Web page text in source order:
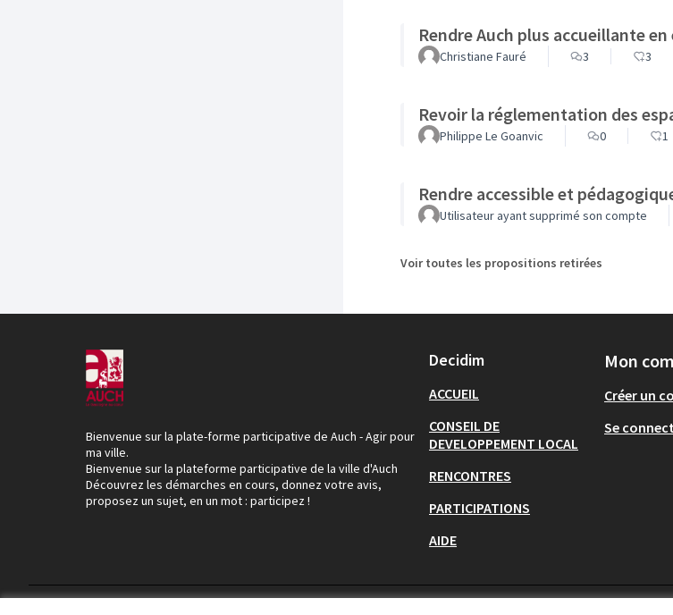
Rendre Auch plus accueillante en
Christiane Fauré 3 3
Revoir la réglementation des
Philippe Le Goanvic 0 1
Rendre accessible et
Utilisateur ayant supprimé son compte
Voir toutes les propositions retirées
Bienvenue sur la plate-forme participative de Auch - Agir pour
ma ville.
Bienvenue sur la plateforme participative de la ville d'Auch
Découvrez les démarches en cours, donnez votre avis,
proposez un sujet, en un mot : participez !
Decidim
ACCUEIL
CONSEIL DE
DEVELOPPEMENT LOCAL
RENCONTRES
PARTICIPATIONS
AIDE
Mon
Créer un
Se